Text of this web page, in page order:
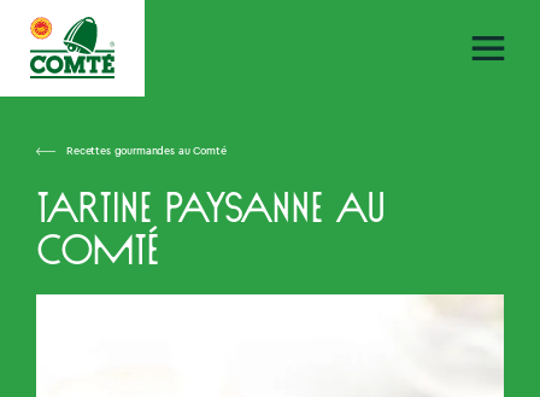
Recettes gourmandes au Comté
Tartine paysanne au
Comté